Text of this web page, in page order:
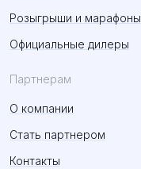
Розыгрыши и марафоны
Официальные дилеры
Партнерам
О компании
Стать партнером
Контакты